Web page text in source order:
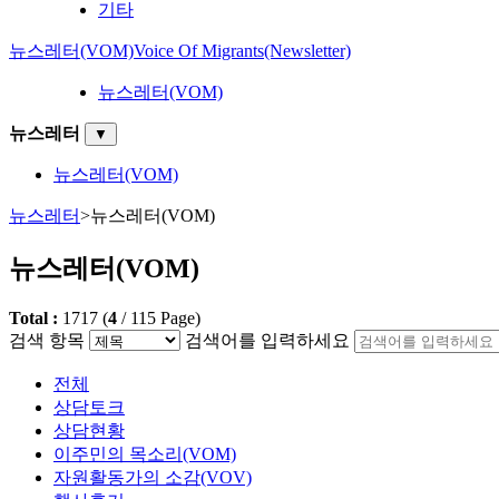
기타
뉴스레터(VOM)Voice Of Migrants(Newsletter)
뉴스레터(VOM)
뉴스레터 ▼
뉴스레터(VOM)
뉴스레터>뉴스레터(VOM)
뉴스레터(VOM)
Total : 1717 (4 / 115 Page)
검색 항목
검색어를 입력하세요
전체
상담토크
상담현황
이주민의 목소리(VOM)
자원활동가의 소감(VOV)